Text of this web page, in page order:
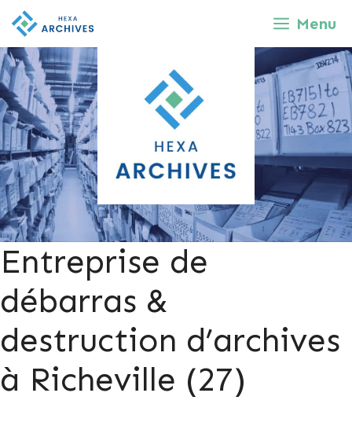
Aller
au
contenu
Menu
Entreprise de
débarras &
destruction d’archives
à Richeville (27)